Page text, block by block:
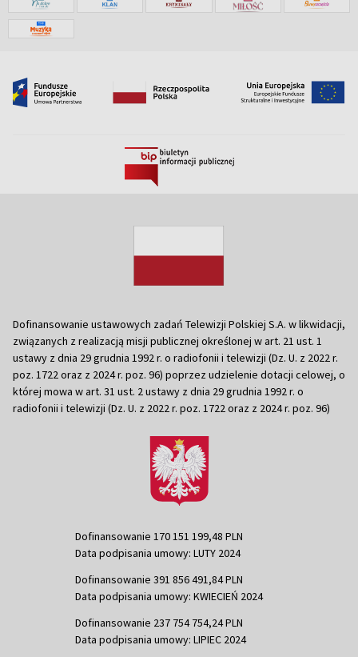
Dofinansowanie ustawowych zadań Telewizji Polskiej S.A. w likwidacji,
związanych z realizacją misji publicznej określonej w art. 21 ust. 1
ustawy z dnia 29 grudnia 1992 r. o radiofonii i telewizji (Dz. U. z 2022 r.
poz. 1722 oraz z 2024 r. poz. 96) poprzez udzielenie dotacji celowej, o
której mowa w art. 31 ust. 2 ustawy z dnia 29 grudnia 1992 r. o
radiofonii i telewizji (Dz. U. z 2022 r. poz. 1722 oraz z 2024 r. poz. 96)
Dofinansowanie 170 151 199,48 PLN
Data podpisania umowy: LUTY 2024
Dofinansowanie 391 856 491,84 PLN
Data podpisania umowy: KWIECIEŃ 2024
Dofinansowanie 237 754 754,24 PLN
Data podpisania umowy: LIPIEC 2024